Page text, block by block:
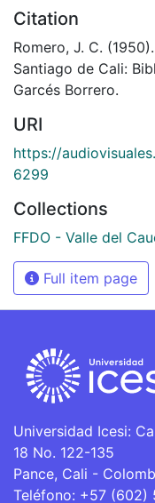
Citation
Romero, J. C.
Santiago de Cali:
Garcés Borrero.
URI
https://
6299
Collections
FFDO - Valle del
Full item page
Universidad Icesi:
18 No. 122-135
Pance, Cali -
Teléfono: +57 (602)